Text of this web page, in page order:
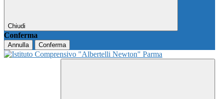
Chiudi
Conferma
Annulla Conferma